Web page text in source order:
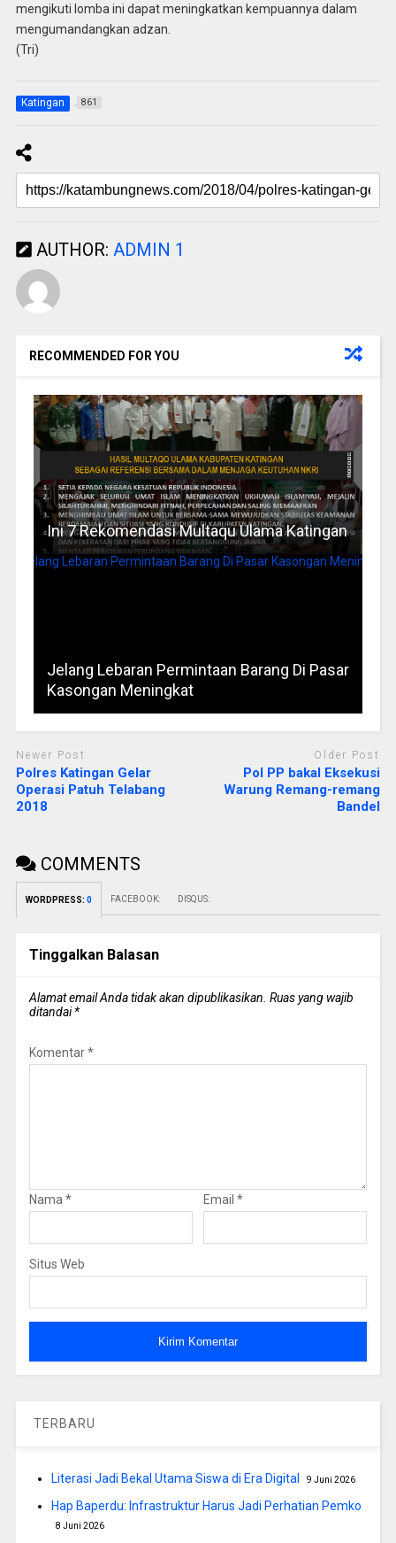
mengikuti lomba ini dapat meningkatkan kempuannya dalam
mengumandangkan adzan.
(Tri)
Katingan 861
AUTHOR: ADMIN 1
RECOMMENDED FOR YOU
Ini 7 Rekomendasi Multaqu Ulama Katingan
Jelang Lebaran Permintaan Barang Di Pasar
Kasongan Meningkat
Newer Post
Polres Katingan Gelar
Operasi Patuh Telabang
2018
Older Post
Pol PP bakal Eksekusi
Warung Remang-remang
Bandel
COMMENTS
WORDPRESS: 0 FACEBOOK: DISQUS:
Tinggalkan Balasan
Alamat email Anda tidak akan dipublikasikan. Ruas yang wajib
ditandai*
Komentar*
Nama * Email *
Situs Web
TERBARU
Literasi Jadi Bekal Utama Siswa di Era Digital 9 Juni 2026
Hap Baperdu: Infrastruktur Harus Jadi Perhatian Pemko
8 Juni 2026